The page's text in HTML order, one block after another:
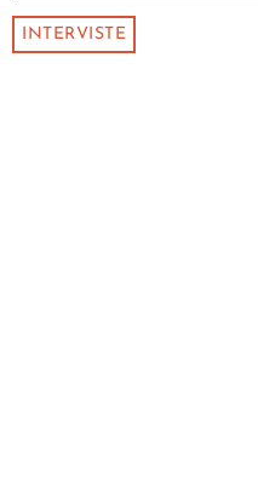
INTERVISTE